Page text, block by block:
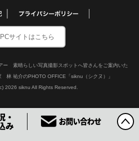
PCサイトはこちら
ー 素晴らしい写真撮影スポットへ皆さんをご案内いた
林 祐介のPHOTO OFFICE「siknu（シクヌ）」
2026 siknu All Rights Reserved.